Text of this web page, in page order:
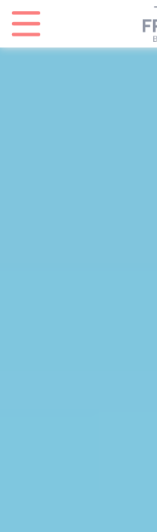
Panneau de gestion des cookies